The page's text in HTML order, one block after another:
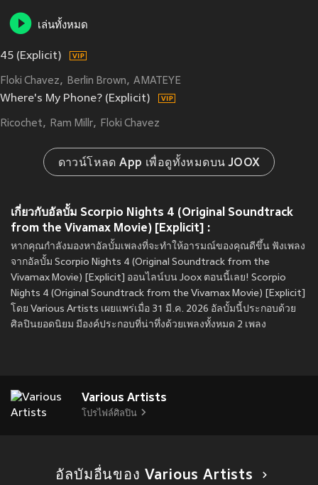
เล่นทั้งหมด
45 (Explicit)
Floki Chavez Berlin Brown AMATEYE
Where's My Phone? (Explicit)
Ricochet Ram Millr Floki Chavez
ดาวน์โหลด App เพื่อดูทั้งหมดบน JOOX
เกี่ยวกับอัลบั้ม Scorpio Nights 4 (Original Soundtrack
from the Vivamax Movie) [Explicit] :
หากคุณกำลังมองหาอัลบั้มเพลงที่จะทำให้อารมณ์ของคุณดีขึ้น ฟังเพลง
จากอัลบั้ม Scorpio Nights 4 (Original Soundtrack from the
Vivamax Movie) [Explicit] ออนไลน์บน Joox ตอนนี้เลย! Scorpio
Nights 4 (Original Soundtrack from the Vivamax Movie) [Explicit]
โดย Various Artists เผยแพร่เมื่อ 31 มี.ค. 2026 อัลบั้มนี้ประกอบด้วย
ศิลปินยอดนิยม มีองค์ประกอบที่น่าทึ่งด้วยเพลงทั้งหมด 2 เพลง
Various Artists
โปรไฟล์ศิลปิน
อัลบัมอื่นของ Various Artists